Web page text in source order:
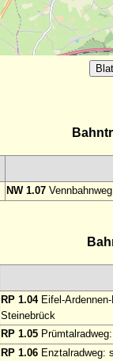
NW 1.07
RP 1.04Eifel-
Steinebrück
RP 1.05
RP 1.06 Enztalradweg: